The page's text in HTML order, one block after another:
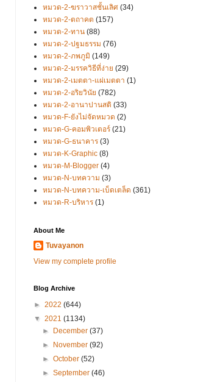
หมวด-2-ฆราวาสชั้นเลิศ (34)
หมวด-2-ตถาคต (157)
หมวด-2-ทาน (88)
หมวด-2-ปฐมธรรม (76)
หมวด-2-ภพภูมิ (149)
หมวด-2-มรรควิธีที่ง่าย (29)
หมวด-2-เมตตา-แผ่เมตตา (1)
หมวด-2-อริยวินัย (782)
หมวด-2-อานาปานสติ (33)
หมวด-F-ยังไม่จัดหมวด (2)
หมวด-G-คอมพิวเตอร์ (21)
หมวด-G-ธนาคาร (3)
หมวด-K-Graphic (8)
หมวด-M-Blogger (4)
หมวด-N-บทความ (3)
หมวด-N-บทความ-เบ็ดเตล็ด (361)
หมวด-R-บริหาร (1)
About Me
Tuvayanon
View my complete profile
Blog Archive
► 2022 (644)
▼ 2021 (1134)
►
December(37)
►
November(92)
►October(52)
►September(46)